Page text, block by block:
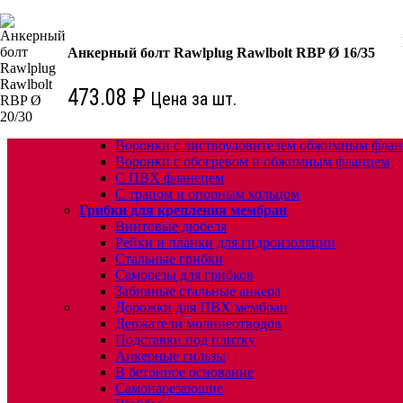
КРЕПЕЖ:
Для кровли
Водосточные воронки
Ремонтные кровельные воронки
Кровельные воронки с листвоуловителем
Воронки с листвоуловителем обжимным
Воронки с обогревом и обжимным фланцем
С ПВХ фланецем
С трапом и опорным кольцом
Грибки для крепления мембран
Винтовые дюбеля
Рейки и планки для гидроизоляции
Стальные грибки
Саморезы для грибков
Забивные стальные анкера
Дорожки для ПВХ мембран
Держатели молниеотводов
Подставки под плитку
Анкерные гильзы
В бетонное основание
Самонарезающие
Анкерный болт Rawlplug Rawlbolt RBP Ø 16/35
473.08 ₽ Цена за шт.